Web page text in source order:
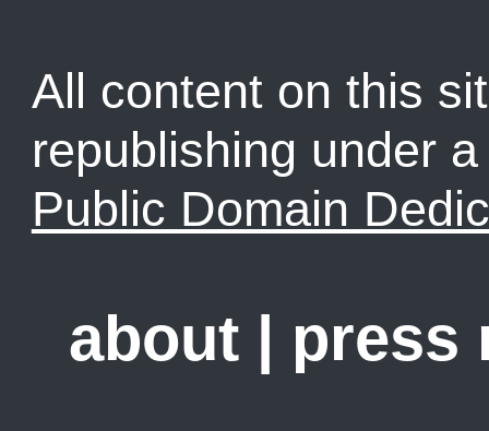
All content on this
republishing under
Public Domain
about press